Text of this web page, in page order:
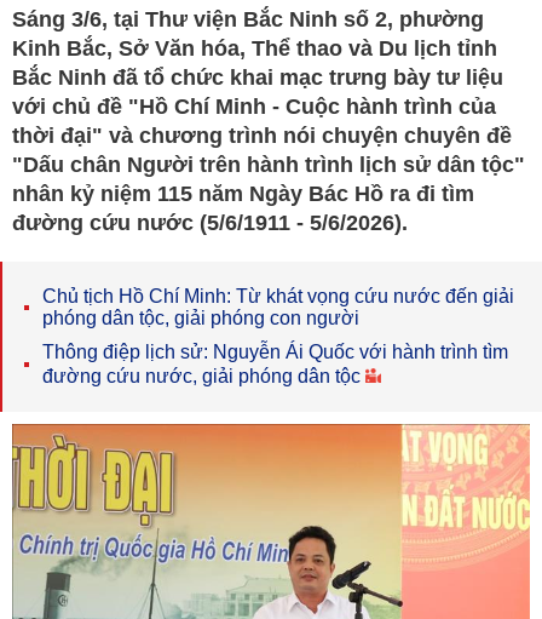
Sáng 3/6, tại Thư viện Bắc Ninh số 2, phường
Kinh Bắc, Sở Văn hóa, Thể thao và Du lịch tỉnh
Bắc Ninh đã tổ chức khai mạc trưng bày tư liệu
với chủ đề "Hồ Chí Minh - Cuộc hành trình của
thời đại" và chương trình nói chuyện chuyên đề
"Dấu chân Người trên hành trình lịch sử dân tộc"
nhân kỷ niệm 115 năm Ngày Bác Hồ ra đi tìm
đường cứu nước (5/6/1911 - 5/6/2026).
Chủ tịch Hồ Chí Minh: Từ khát vọng cứu nước đến giải
phóng dân tộc, giải phóng con người
Thông điệp lịch sử: Nguyễn Ái Quốc với hành trình tìm
đường cứu nước, giải phóng dân tộc